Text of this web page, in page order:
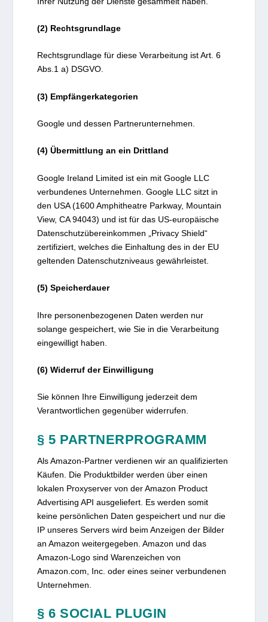
(2) Rechtsgrundlage
Rechtsgrundlage für diese Verarbeitung ist Art. 6
Abs.1 a) DSGVO.
(3) Empfängerkategorien
Google und dessen Partnerunternehmen.
(4) Übermittlung an ein Drittland
Google Ireland Limited ist ein mit Google LLC
verbundenes Unternehmen. Google LLC sitzt in
den USA (1600 Amphitheatre Parkway, Mountain
View, CA 94043) und ist für das US-europäische
Datenschutzübereinkommen „Privacy Shield“
zertifiziert, welches die Einhaltung des in der EU
geltenden Datenschutzniveaus gewährleistet.
(5) Speicherdauer
Ihre personenbezogenen Daten werden nur
solange gespeichert, wie Sie in die Verarbeitung
eingewilligt haben.
(6) Widerruf der Einwilligung
Sie können Ihre Einwilligung jederzeit dem
Verantwortlichen gegenüber widerrufen.
§ 5 PARTNERPROGRAMM
Als Amazon-Partner verdienen wir an qualifizierten
Käufen. Die Produktbilder werden über einen
lokalen Proxyserver von der Amazon Product
Advertising API ausgeliefert. Es werden somit
keine persönlichen Daten gespeichert und nur die
IP unseres Servers wird beim Anzeigen der Bilder
an Amazon weitergegeben. Amazon und das
Amazon-Logo sind Warenzeichen von
Amazon.com, Inc. oder eines seiner verbundenen
Unternehmen.
§ 6 SOCIAL PLUGIN